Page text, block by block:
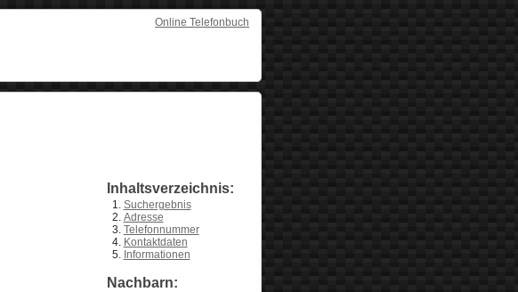
Online Telefonbuch
Inhaltsverzeichnis:
Suchergebnis
Adresse
Telefonnummer
Kontaktdaten
Informationen
Nachbarn: